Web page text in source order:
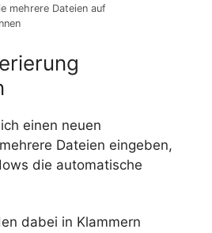
mehrere Dateien auf
einen neuen
Dateien eingeben,
die automatische
dabei in Klammern